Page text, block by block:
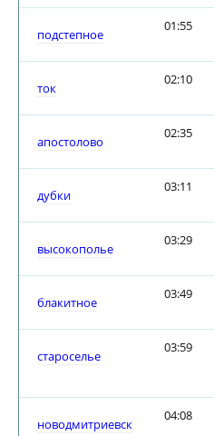
подстепное
01:55
ток
02:10
апостолово
02:35
дубки
03:11
высокополье
03:29
блакитное
03:49
староселье
03:59
новодмитриевск
04:08